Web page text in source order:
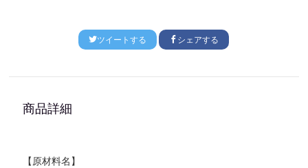
ツイートする シェアする
商品詳細
【原材料名】